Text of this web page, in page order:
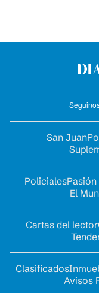
San Juan
Policiales
El
Cartas del lector
Clasificados
Avisos